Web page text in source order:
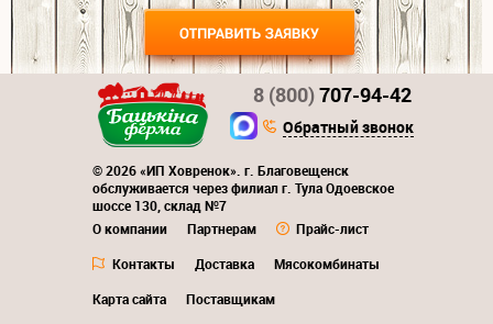
© 2026 «ИП Ховренок». г. Благовещенск
обслуживается через филиал г. Тула Одоевское
шоссе 130, склад №7
О компании
Партнерам
Прайс-лист
Контакты
Доставка
Мясокомбинаты
Карта сайта
Поставщикам
8 (800)707-94-42
Обратный звонок